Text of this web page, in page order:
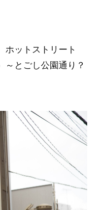
ットストリート
～とごし公園通り？